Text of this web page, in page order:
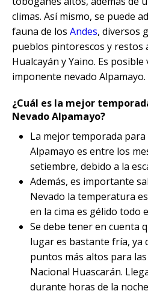
climas. Así mismo, se puede
fauna de los Andes, diversos
pueblos pintorescos y restos
Hualcayán y Yaino. Es posible
imponente nevado Alpamayo.
¿Cuál es la mejor
Nevado Alpamayo?
La mejor temporada
Alpamayo es entre los
setiembre, debido a la
Además, es importante
Nevado la temperatura
en la cima es gélido todo
Se debe tener en cuenta
lugar es bastante fría, ya
puntos más altos para
Nacional Huascarán.
durante horas de la